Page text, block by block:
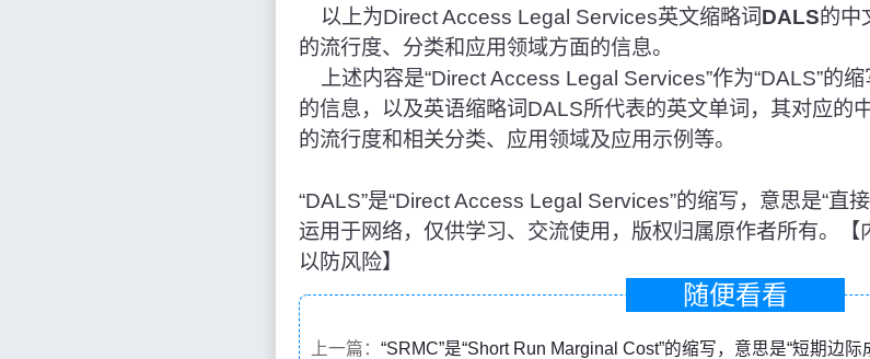
以上为Direct Access Legal Services英文缩略词 DALS的中
的流行度、分类和应用领域方面的信息。
上述内容是“Direct Access Legal Services”作为“DALS”的
的信息，以及英语缩略词DALS所代表的英文单词，其对应的
的流行度和相关分类、应用领域及应用示例等。
“DALS”是“Direct Access Legal Services”的缩写，意思是“直
运用于网络，仅供学习、交流使用，版权归属原作者所有。【
以防风险】
随便看看
上一篇： “SRMC”是“Short Run Marginal Cost”的缩写，意思是“短期边际